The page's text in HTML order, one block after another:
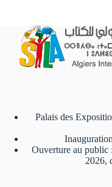
Palais des
Ouverture au public
2026,